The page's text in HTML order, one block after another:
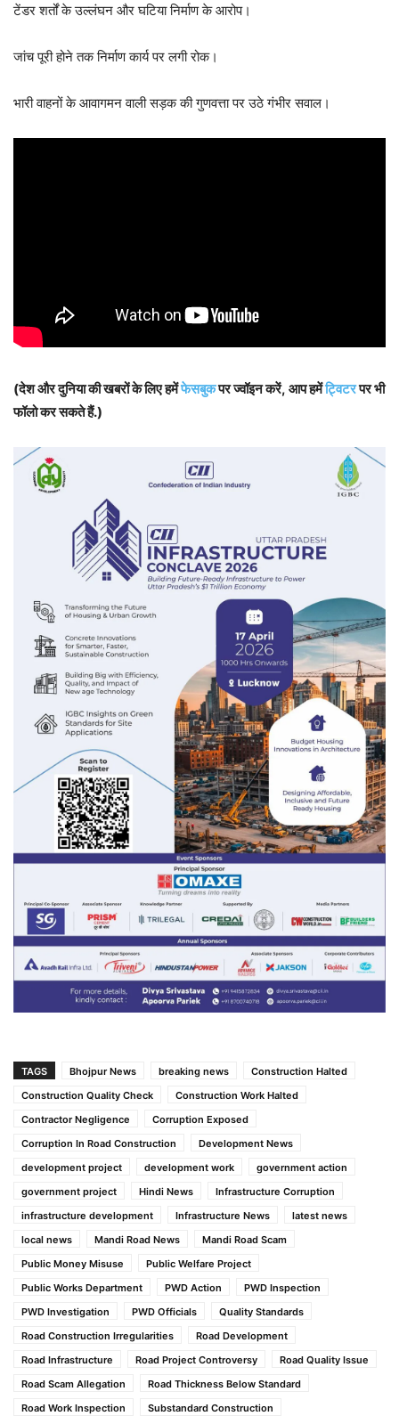
टेंडर शर्तों के उल्लंघन और घटिया निर्माण के आरोप।
जांच पूरी होने तक निर्माण कार्य पर लगी रोक।
भारी वाहनों के आवागमन वाली सड़क की गुणवत्ता पर उठे गंभीर सवाल।
(देश और दुनिया की खबरों के लिए हमेंफेसबुकपर ज्वॉइन करें, आप हमेंट्विटरपर भी
फॉलो कर सकते हैं.)
TAGS Bhojpur News breaking news
Construction Halted
Construction Quality Check
Construction Work Halted
Contractor Negligence
Corruption Exposed
Corruption In Road Construction
Development News
development project
development work
government action
government project
Hindi News
Infrastructure Corruption
infrastructure development
Infrastructure News
latest news
local news
Mandi Road News
Mandi Road Scam
Public Money Misuse
Public Welfare Project
Public Works Department
PWD Action
PWD Inspection
PWD Investigation
PWD Officials
Quality Standards
Road Construction Irregularities
Road Development
Road Infrastructure
Road Project Controversy
Road Quality Issue
Road Scam Allegation
Road Thickness Below Standard
Road Work Inspection
Substandard Construction